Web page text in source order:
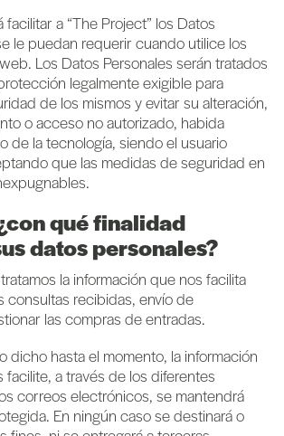
a “The Project” los Datos
le puedan requerir cuando utilice los
Los Datos Personales serán tratados
legalmente exigible para
de los mismos y evitar su alteración,
o acceso no autorizado, habida
de la tecnología, siendo el usuario
que las medidas de seguridad en
qué finalidad
datos personales?
la información que nos facilita
consultas recibidas, envío de
las compras de entradas.
dicho hasta el momento, la información
facilite, a través de los diferentes
correos electrónicos, se mantendrá
En ningún caso se destinará o